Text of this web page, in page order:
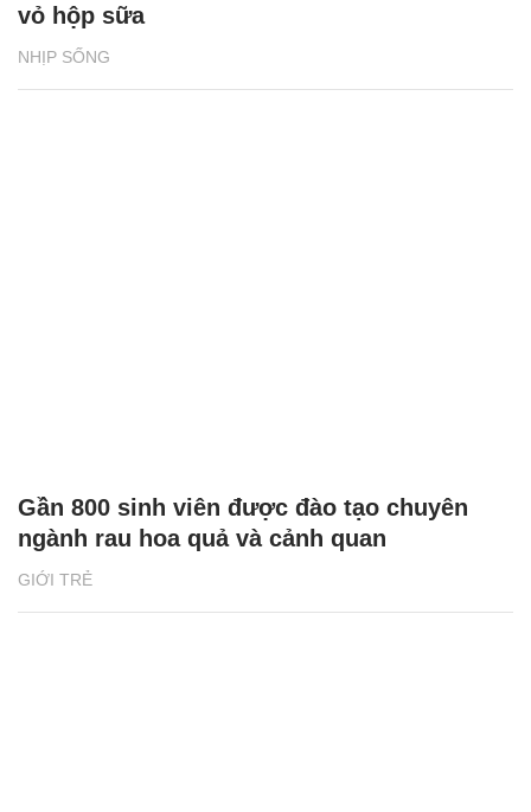
NHỊP SỐNG
vỏ hộp sữa
GIỚI TRẺ
Gần 800 sinh viên được đào tạo chuyên
ngành rau hoa quả và cảnh quan